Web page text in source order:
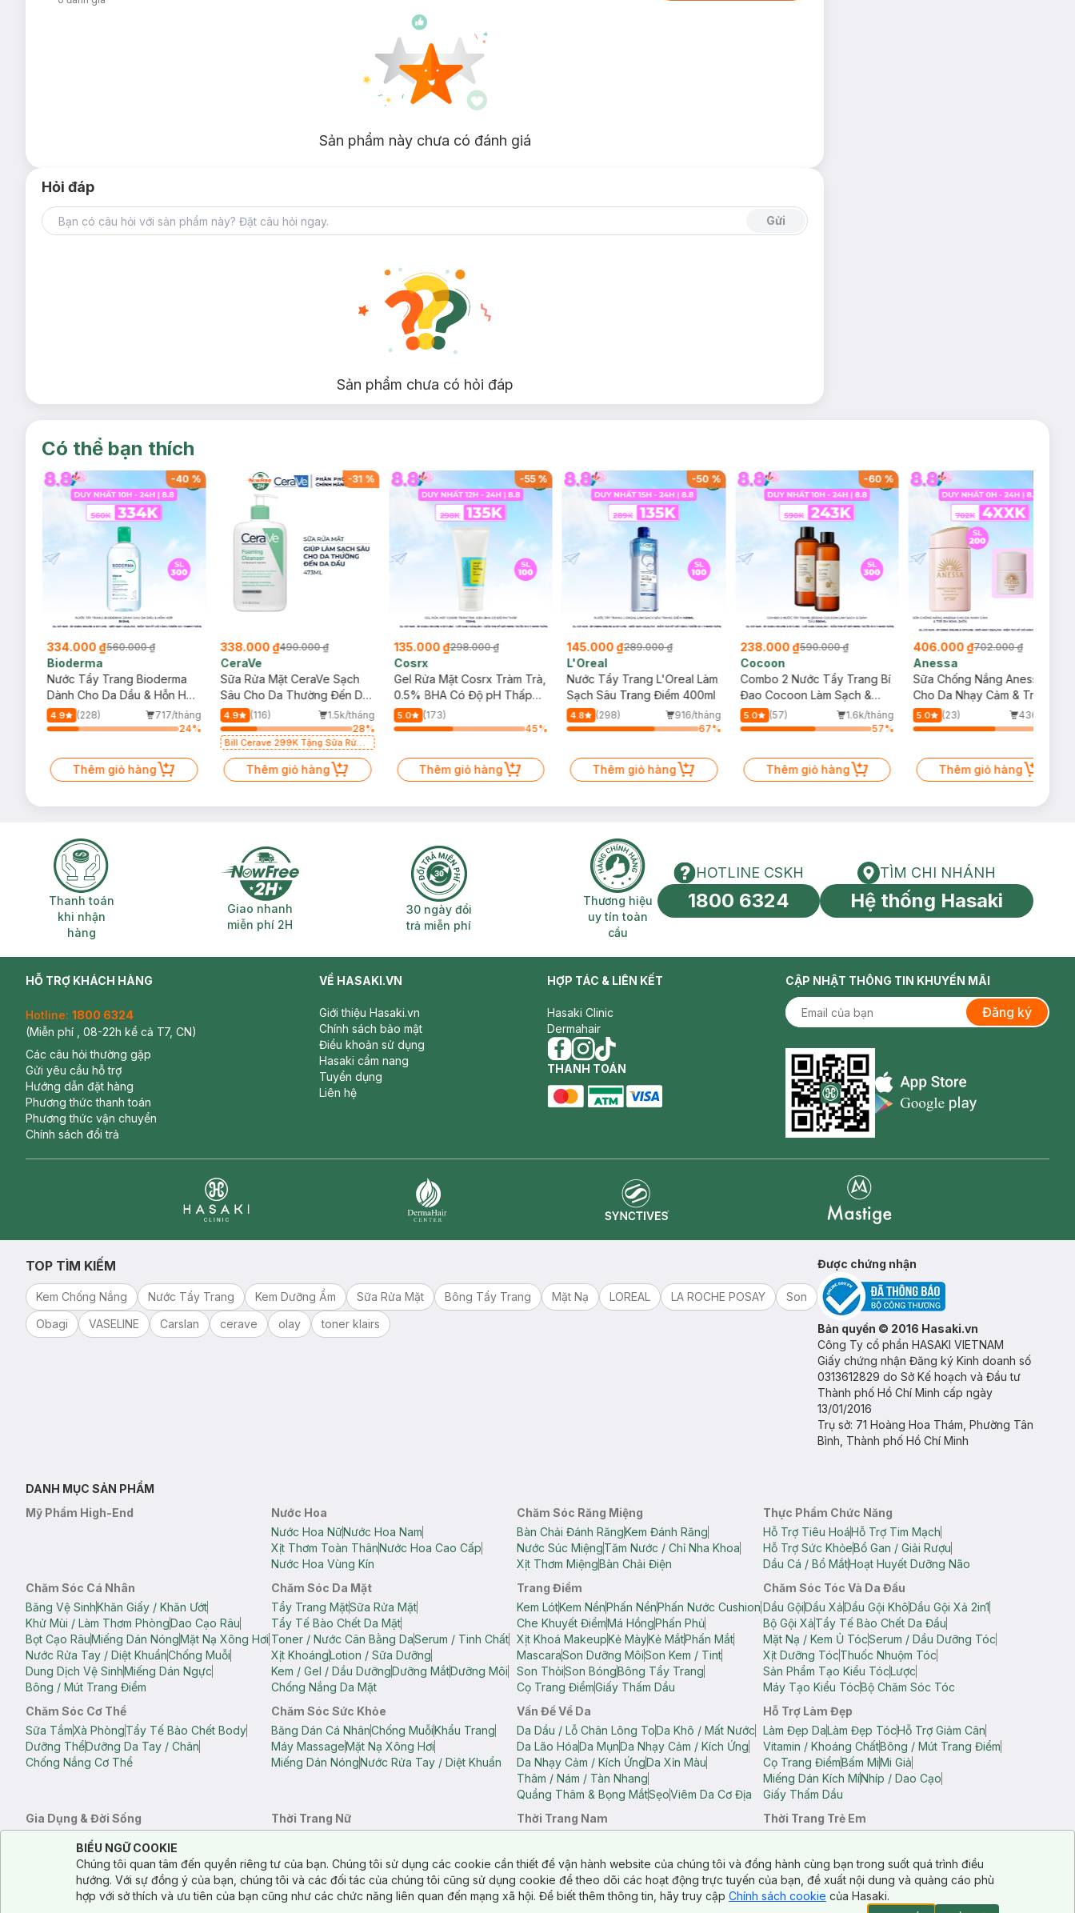
Sản phẩm này chưa có đánh giá
Hỏi đáp
Gửi
Sản phẩm chưa có hỏi đáp
Có thể bạn thích
-40 %
334.000 ₫560.000 ₫
Bioderma
Nước Tẩy Trang Bioderma
Dành Cho Da Dầu & Hỗn Hợp
500ml
4.9 (228)
717/tháng
24%
Thêm giỏ hàng
-31 %
338.000 ₫490.000 ₫
CeraVe
Sữa Rửa Mặt CeraVe Sạch
Sâu Cho Da Thường Đến Da
Dầu 473ml
4.9 (116)
1.5k/tháng
28%
Bill Cerave 299K Tặng Sữa Rửa
Thêm giỏ hàng
-55%
135.000 ₫298.000 ₫
Cosrx
Gel Rửa Mặt Cosrx Tràm Trà,
0.5% BHA Có Độ pH Thấp
150ml
5.0
(173)
45%
Thêm giỏ hàng
-50 %
145.000 ₫289.000 ₫
L'Oreal
Nước Tẩy Trang L'Oreal Làm
Sạch Sâu Trang Điểm 400ml
4.8 (298)
916/tháng
67%
Thêm giỏ hàng
-60 %
238.000 ₫590.000 ₫
Cocoon
Combo 2 Nước Tẩy Trang Bí
Đao Cocoon Làm Sạch &
Giảm Dầu 500ml
5.0 (57)
1.6k/tháng
57%
Thêm giỏ hàng
406.000 ₫702.000 ₫
Anessa
Sữa Chống Nắng Anessa
Cho Da Nhạy Cảm & Trẻ Em
60ml (Mới)
5.0 (23)
436/tháng
Thêm giỏ hàng
Thanh toán khi nhận hàng
Thanh toán
khi nhận
hàng
Giao nhanh miễn phí 2H
Giao nhanh
miễn phí 2H
30 ngày đổi trả miễn phí
30 ngày đổi
trả miễn phí
Thương hiệu uy tín toàn cầu
Thương hiệu
uy tín toàn
cầu
HOTLINE CSKH
HOTLINE CSKH
1800 6324
Tìm chi nhánh
TÌM CHI NHÁNH
Hệ thống Hasaki
HỖ TRỢ KHÁCH HÀNG
Hotline: 1800 6324
(Miễn phí , 08-22h kể cả T7, CN)
Các câu hỏi thường gặp
Gửi yêu cầu hỗ trợ
Hướng dẫn đặt hàng
Phương thức thanh toán
Phương thức vận chuyển
Chính sách đổi trả
VỀ HASAKI.VN
Giới thiệu Hasaki.vn
Chính sách bảo mật
Điều khoản sử dụng
Hasaki cẩm nang
Tuyển dụng
Liên hệ
HỢP TÁC & LIÊN KẾT
Hasaki Clinic
Dermahair
facebook
instagram
tiktok
THANH TOÁN
CẬP NHẬT THÔNG TIN KHUYẾN MÃI
Đăng ký
Appstore icon
TOP TÌM KIẾM
Kem Chống Nắng Nước Tẩy Trang Kem Dưỡng Ẩm Sữa Rửa Mặt Bông Tẩy Trang Mặt Nạ LOREAL LA ROCHE POSAY
Son
Obagi
VASELINE Carslan cerave olay toner klairs
Được chứng nhận
Bản quyền © 2016 Hasaki.vn
Công Ty cổ phần HASAKI VIETNAM
Giấy chứng nhận Đăng ký Kinh doanh số
0313612829 do Sở Kế hoạch và Đầu tư
Thành phố Hồ Chí Minh cấp ngày
13/01/2016
Trụ sở: 71 Hoàng Hoa Thám, Phường Tân
Bình, Thành phố Hồ Chí Minh
DANH MỤC SẢN PHẨM
Mỹ Phẩm High-End
Nước Hoa
Nước Hoa NữNước Hoa Nam
Xịt Thơm Toàn ThânNước Hoa Cao Cấp
Nước Hoa Vùng Kín
Chăm Sóc Răng Miệng
Bàn Chải Đánh RăngKem Đánh Răng
Nước Súc MiệngTăm Nước / Chỉ Nha Khoa
Xịt Thơm MiệngBàn Chải Điện
Thực Phẩm Chức Năng
Hỗ Trợ Tiêu HoáHỗ Trợ Tim Mạch
Hỗ Trợ Sức KhỏeBổ Gan / Giải Rượu
Dầu Cá / Bổ MắtHoạt Huyết Dưỡng Não
Chăm Sóc Cá Nhân
Băng Vệ SinhKhăn Giấy / Khăn Ướt
Khử Mùi / Làm Thơm PhòngDao Cạo Râu
Bọt Cạo RâuMiếng Dán NóngMặt Nạ Xông Hơi
Nước Rửa Tay / Diệt KhuẩnChống Muỗi
Dung Dịch Vệ SinhMiếng Dán Ngực
Bông / Mút Trang Điểm
Chăm Sóc Da Mặt
Tẩy Trang MặtSữa Rửa Mặt
Tẩy Tế Bào Chết Da Mặt
Toner / Nước Cân Bằng DaSerum / Tinh Chất
Xịt KhoángLotion / Sữa Dưỡng
Kem / Gel / Dầu DưỡngDưỡng MắtDưỡng Môi
Chống Nắng Da Mặt
Trang Điểm
Kem LótKem NềnPhấn NềnPhấn Nước Cushion
Che Khuyết ĐiểmMá HồngPhấn Phủ
Xịt Khoá MakeupKẻ MàyKẻ MắtPhấn Mắt
MascaraSon Dưỡng MôiSon Kem / Tint
Son ThỏiSon BóngBông Tẩy Trang
Cọ Trang ĐiểmGiấy Thấm Dầu
Chăm Sóc Tóc Và Da Đầu
Dầu GộiDầu XảDầu Gội KhôDầu Gội Xả 2in1
Bộ Gội XảTẩy Tế Bào Chết Da Đầu
Mặt Nạ / Kem Ủ TócSerum / Dầu Dưỡng Tóc
Xịt Dưỡng TócThuốc Nhuộm Tóc
Sản Phẩm Tạo Kiểu TócLược
Máy Tạo Kiểu TócBộ Chăm Sóc Tóc
Chăm Sóc Cơ Thể
Sữa TắmXà PhòngTẩy Tế Bào Chết Body
Dưỡng ThểDưỡng Da Tay / Chân
Chống Nắng Cơ Thể
Chăm Sóc Sức Khỏe
Băng Dán Cá NhânChống MuỗiKhẩu Trang
Máy MassageMặt Nạ Xông Hơi
Miếng Dán NóngNước Rửa Tay / Diệt Khuẩn
Vấn Đề Về Da
Da Dầu / Lỗ Chân Lông ToDa Khô / Mất Nước
Da Lão HóaDa MụnDa Nhạy Cảm / Kích Ứng
Da Nhạy Cảm / Kích ỨngDa Xỉn Màu
Thâm / Nám / Tàn Nhang
Quầng Thâm & Bọng MắtSẹoViêm Da Cơ Địa
Hỗ Trợ Làm Đẹp
Làm Đẹp DaLàm Đẹp TócHỗ Trợ Giảm Cân
Vitamin / Khoáng ChấtBông / Mút Trang Điểm
Cọ Trang ĐiểmBấm MiMi Giả
Miếng Dán Kích MíNhíp / Dao Cạo
Giấy Thấm Dầu
Gia Dụng & Đời Sống
Bông Tắm / Phụ Kiện Tắm
Phụ Kiện Điện Thoại Quạt Cầm Tay / Quạt Mini
Khử Mùi / Làm Thơm PhòngNước GiặtNước Xả
Thời Trang Nữ
Quần Lót NữQuần Short Nữ
Thời Trang Nam
Thời Trang Trẻ Em
Túi Xách
Cookie Consent
Notice about cookies usage
BIỂU NGỮ COOKIE
Chúng tôi quan tâm đến quyền riêng tư của bạn. Chúng tôi sử dụng các cookie cần thiết để vận hành website của chúng tôi và đồng hành cùng bạn trong suốt quá trình điều
hướng. Với sự đồng ý của bạn, chúng tôi và các đối tác của chúng tôi cũng sử dụng cookie để theo dõi các hoạt động trực tuyến của bạn, đề xuất nội dung và quảng cáo phù
hợp với sở thích và ưu tiên của bạn cũng như các chức năng liên quan đến mạng xã hội. Để biết thêm thông tin, hãy truy cập Chính sách cookie của Hasaki.